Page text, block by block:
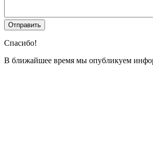
Спасибо!
В ближайшее время мы опубликуем